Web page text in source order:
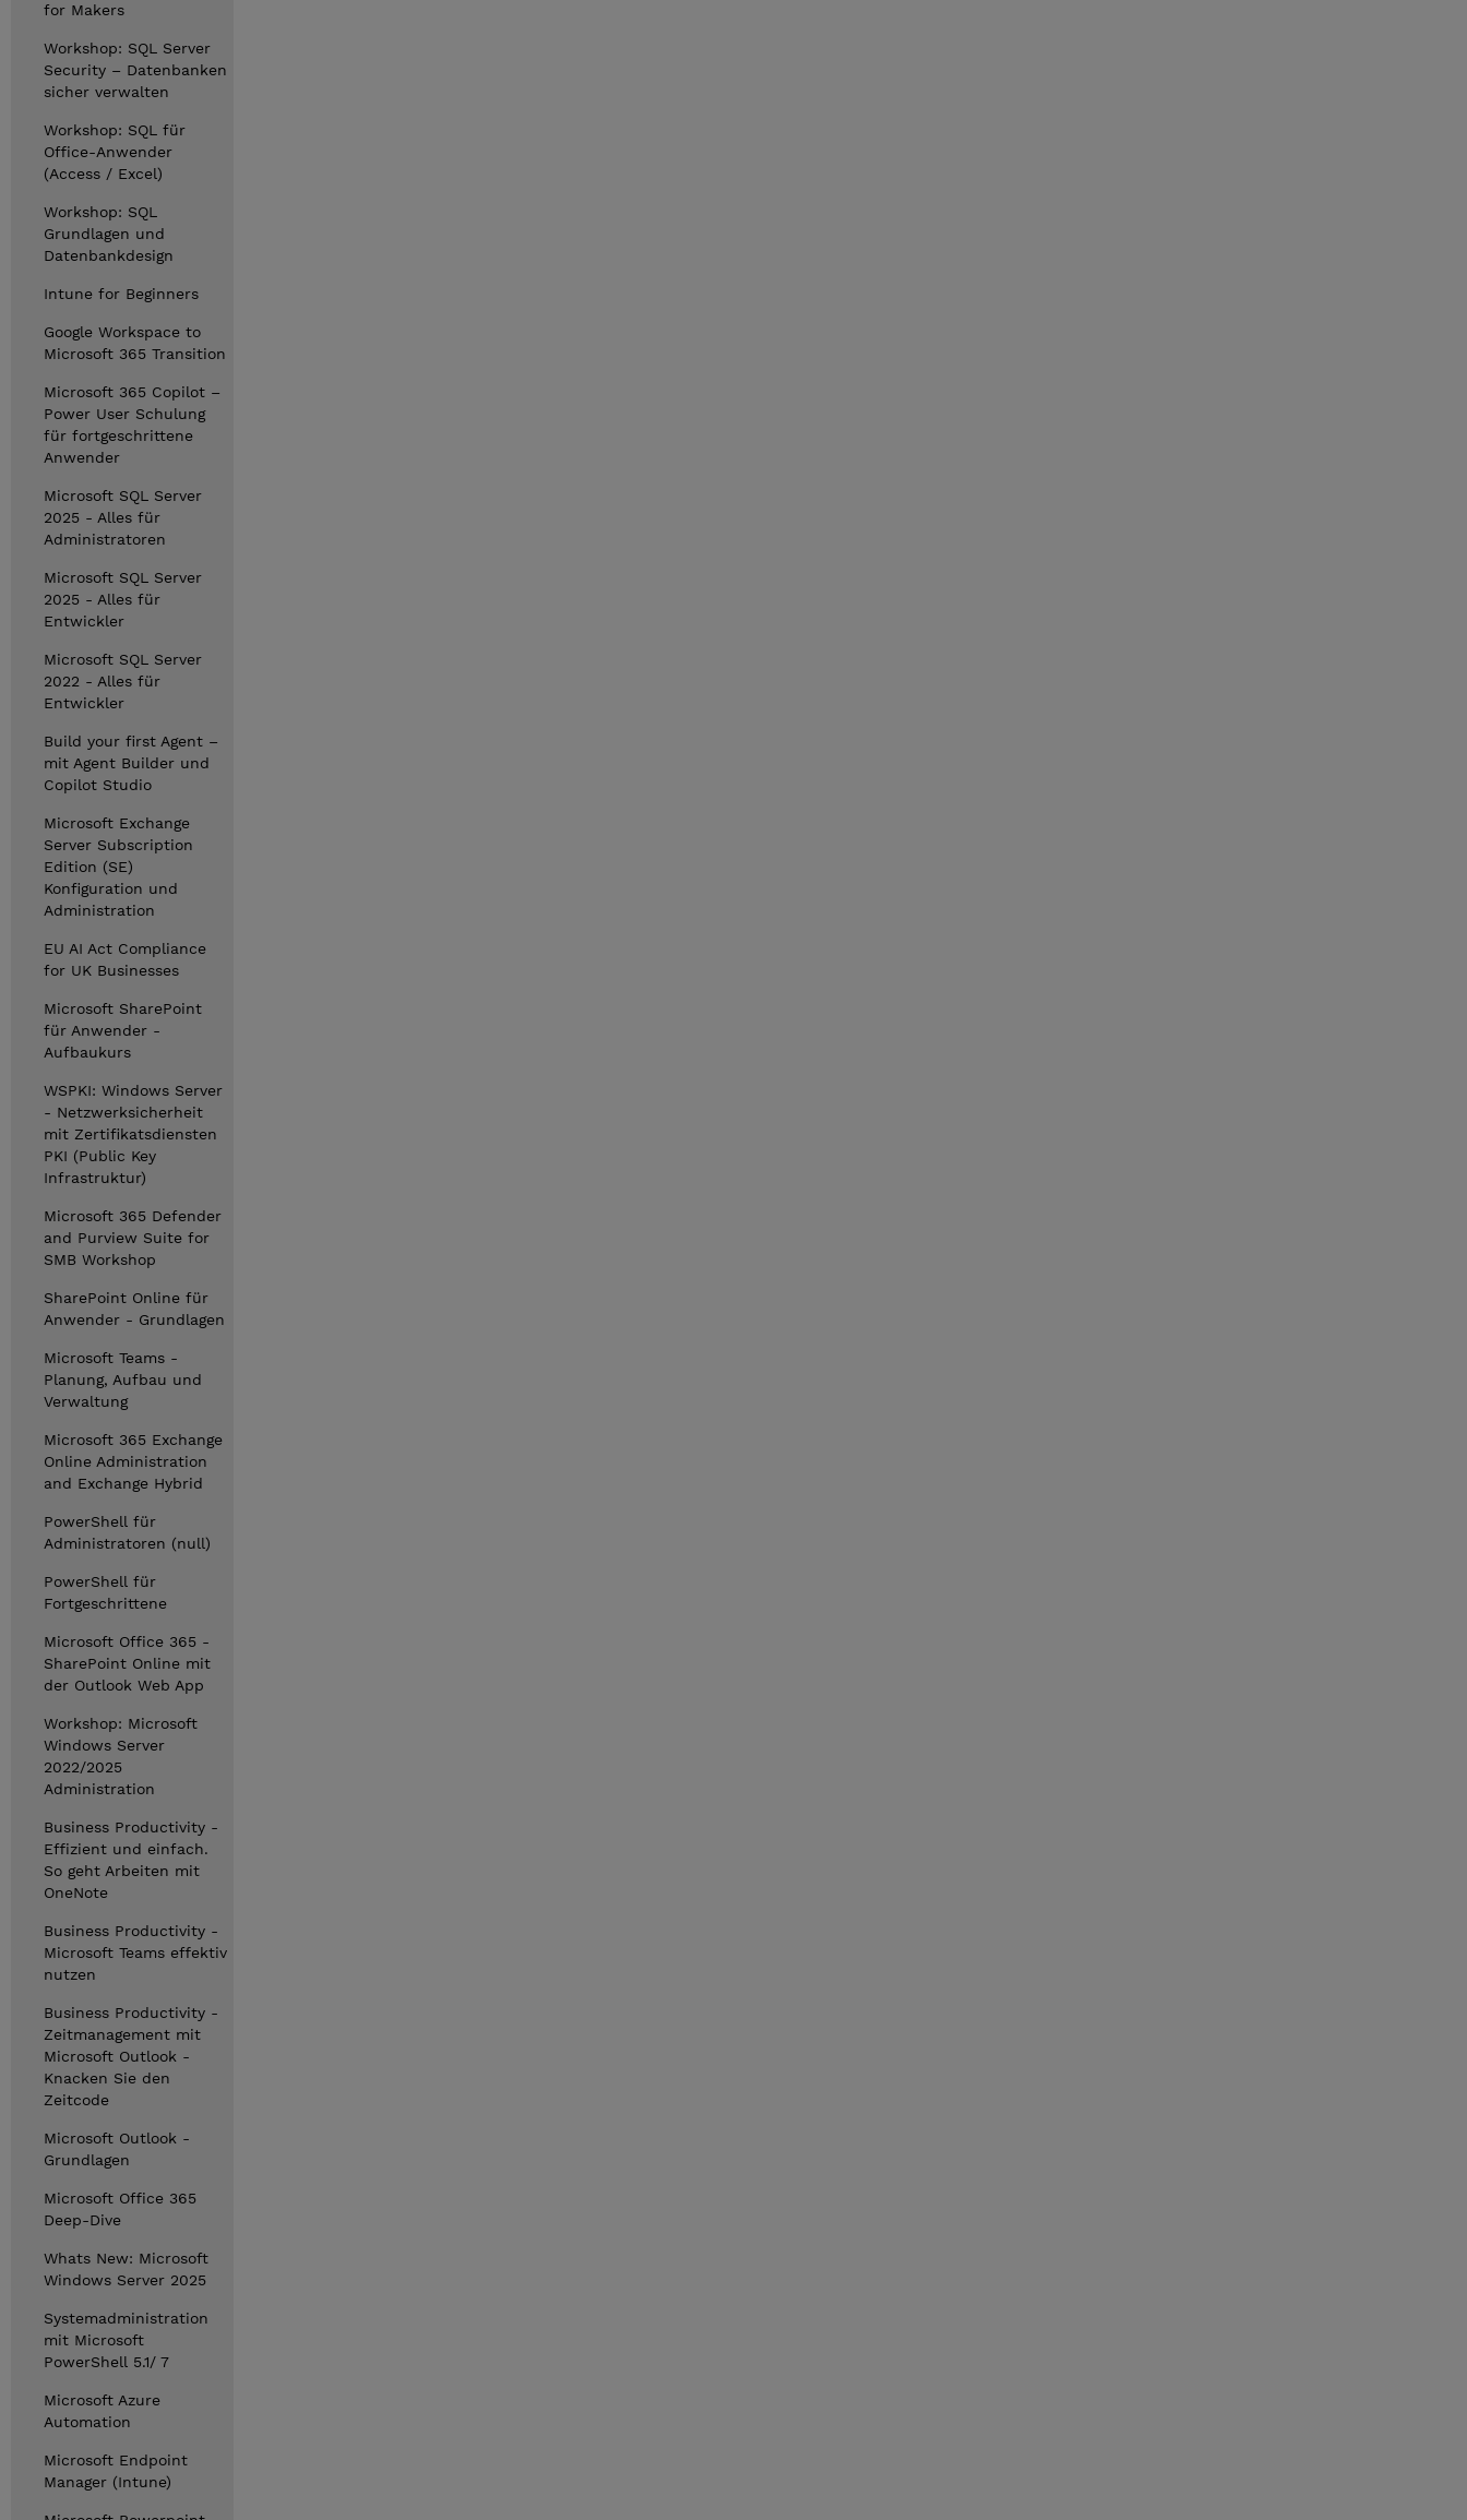
for Makers
Workshop: SQL Server
Security – Datenbanken
sicher verwalten
Workshop: SQL für
Office-Anwender
(Access / Excel)
Workshop: SQL
Grundlagen und
Datenbankdesign
Intune for Beginners
Google Workspace to
Microsoft 365 Transition
Microsoft 365 Copilot –
Power User Schulung
für fortgeschrittene
Anwender
Microsoft SQL Server
2025 - Alles für
Administratoren
Microsoft SQL Server
2025 - Alles für
Entwickler
Microsoft SQL Server
2022 - Alles für
Entwickler
Build your first Agent –
mit Agent Builder und
Copilot Studio
Microsoft Exchange
Server Subscription
Edition (SE)
Konfiguration und
Administration
EU AI Act Compliance
for UK Businesses
Microsoft SharePoint
für Anwender -
Aufbaukurs
WSPKI: Windows Server
- Netzwerksicherheit
mit Zertifikatsdiensten
PKI (Public Key
Infrastruktur)
Microsoft 365 Defender
and Purview Suite for
SMB Workshop
SharePoint Online für
Anwender - Grundlagen
Microsoft Teams -
Planung, Aufbau und
Verwaltung
Microsoft 365 Exchange
Online Administration
and Exchange Hybrid
PowerShell für
Administratoren (null)
PowerShell für
Fortgeschrittene
Microsoft Office 365 -
SharePoint Online mit
der Outlook Web App
Workshop: Microsoft
Windows Server
2022/2025
Administration
Business Productivity -
Effizient und einfach.
So geht Arbeiten mit
OneNote
Business Productivity -
Microsoft Teams effektiv
nutzen
Business Productivity -
Zeitmanagement mit
Microsoft Outlook -
Knacken Sie den
Zeitcode
Microsoft Outlook -
Grundlagen
Microsoft Office 365
Deep-Dive
Whats New: Microsoft
Windows Server 2025
Systemadministration
mit Microsoft
PowerShell 5.1/ 7
Microsoft Azure
Automation
Microsoft Endpoint
Manager (Intune)